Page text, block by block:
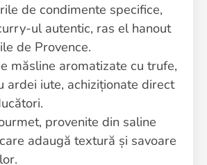
de condimente specifice,
ul autentic, ras el hanout
de Provence.
măsline aromatizate cu trufe,
ardei iute, achiziționate direct
provenite din saline
adaugă textură și savoare